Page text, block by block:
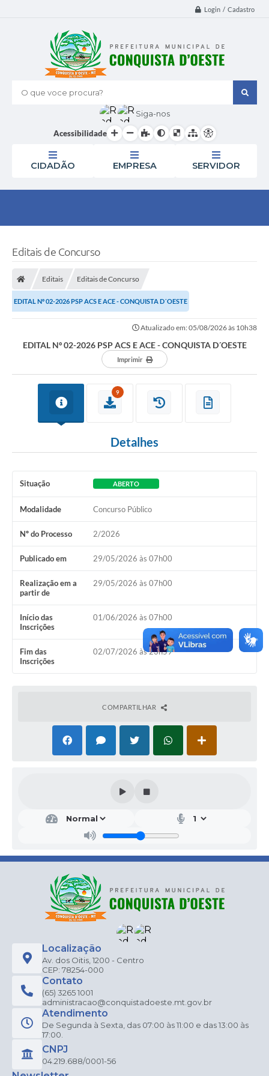
Login / Cadastro
O que voce procura?
Siga-nos
Acessibilidade
CIDADÃO EMPRESA SERVIDOR
Editais de Concurso
Editais Editais de Concurso
EDITAL Nº 02-2026 PSP ACS E ACE - CONQUISTA D´OESTE
Atualizado em: 05/08/2026 às 10h38
EDITAL Nº 02-2026 PSP ACS E ACE - CONQUISTA D´OESTE
Imprimir
9
Detalhes
Situação ABERTO
Modalidade Concurso Público
Nº do Processo 2/2026
Publicado em 29/05/2026 às 07h00
Realização em a
partir de
29/05/2026 às 07h00
Início das
Inscrições
01/06/2026 às 07h00
Fim das
Inscrições
02/07/2026 às 23h59
COMPARTILHAR
Localização
Av. dos Oitis, 1200 - Centro
CEP: 78254-000
Contato
(65) 3265 1001
administracao@conquistadoeste.mt.gov.br
Atendimento
De Segunda à Sexta, das 07:00 às 11:00 e das 13:00 às
17:00.
CNPJ
04.219.688/0001-56